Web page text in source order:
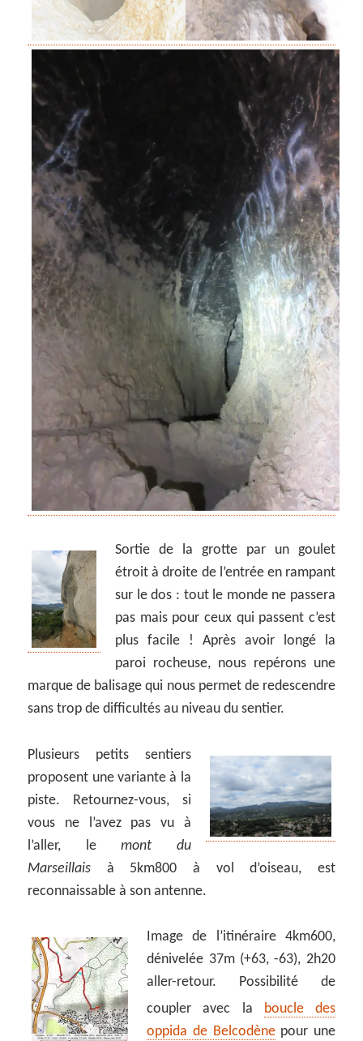
Sortie de la grotte par un goulet
étroit à droite de l’entrée en rampant
sur le dos : tout le monde ne passera
pas mais pour ceux qui passent c’est
plus facile ! Après avoir longé la
paroi rocheuse, nous repérons une
marque de balisage qui nous permet de redescendre
sans trop de difficultés au niveau du sentier.
Plusieurs petits sentiers
proposent une variante à la
piste. Retournez-vous, si
vous ne l’avez pas vu à
l’aller, lemont du
Marseillais à 5km800 à vol d’oiseau, est
reconnaissable à son antenne.
Image de l’itinéraire 4km600,
dénivelée 37m (+63, -63), 2h20
aller-retour. Possibilité de
coupler avec la boucle des
oppida de Belcodènepour une